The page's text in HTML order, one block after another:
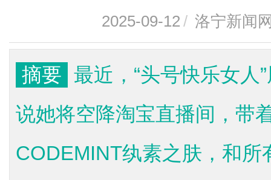
2025-09-12 / 洛宁新闻
摘要 最近，“头号快乐女人
说她将空降淘宝直播间，带
CODEMINT纨素之肤，和